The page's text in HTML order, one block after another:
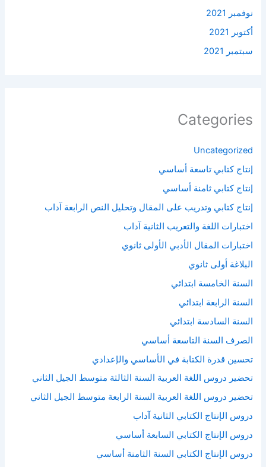
نوفمبر 2021
أكتوبر 2021
سبتمبر 2021
Categories
Uncategorized
إنتاج كتابي تاسعة أساسي
إنتاج كتابي ثامنة أساسي
إنتاج كتابي وتدريب على المقال وتحليل النص الرابعة آداب
اختبارات اللغة والتعريب الثانية آداب
اختبارات المقال الأدبي الأولى ثانوي
البلاغة أولى ثانوي
السنة الخامسة ابتدائي
السنة الرابعة ابتدائي
السنة السادسة ابتدائي
الصرف السنة التاسعة أساسي
تحسين قدرة الكتابة في الأساسي والإعدادي
تحضير دروس اللغة العربية السنة الثالثة متوسط الجيل الثاني
تحضير دروس اللغة العربية السنة الرابعة متوسط الجيل الثاني
دروس الإنتاج الكتابي الثانية آداب
دروس الإنتاج الكتابي السابعة أساسي
دروس الإنتاج الكتابي السنة الثامنة أساسي